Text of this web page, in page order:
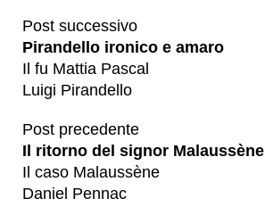
Post successivo
Pirandello ironico e amaro
Il fu Mattia Pascal
Luigi Pirandello
Post precedente
Il ritorno del signor Malaussène
Il caso Malaussène
Daniel Pennac